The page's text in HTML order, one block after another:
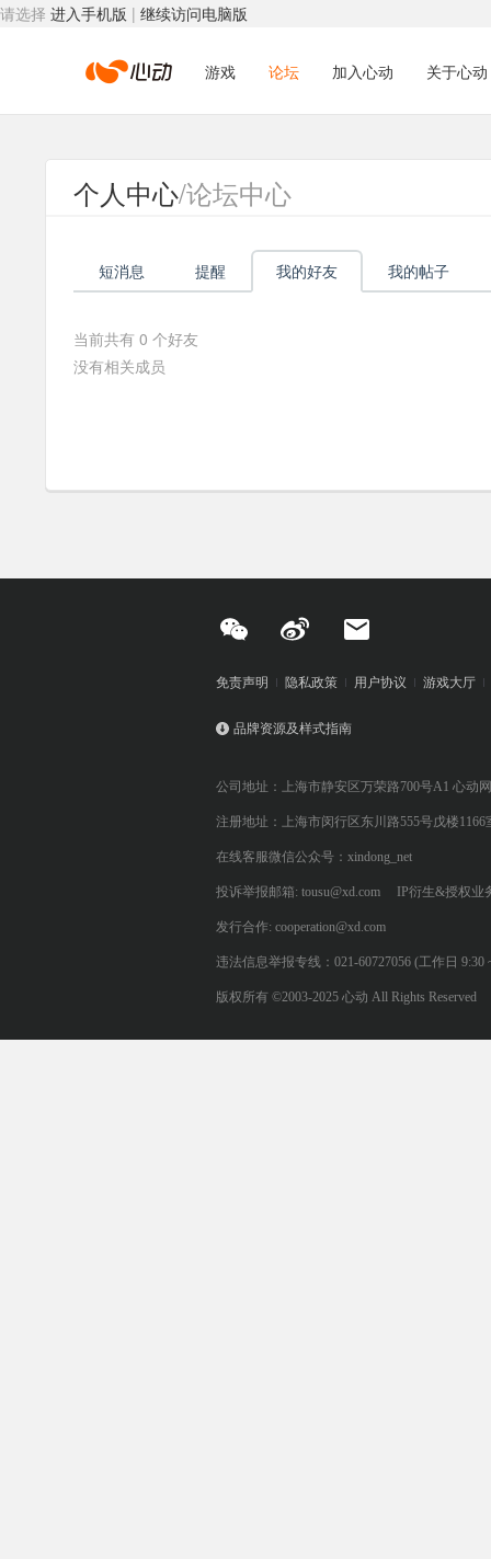
请选择 进入手机版 | 继续访问电脑版
心
动
络
游戏 论坛 加入心动 关于心动
个人中心/论坛中心
短消息 提醒 我的好友 我的帖子
当前共有 0 个好友
没有相关成员
免责声明 隐私政策 用户协议 游戏大厅
品牌资源及样式指南
公司地址：上海市静安区万荣路700号A1 心动
注册地址：上海市闵行区东川路555号戊楼1166
在线客服微信公众号：xindong_net
投诉举报邮箱: tousu@xd.com IP衍生&授权业
发行合作: cooperation@xd.com
违法信息举报专线：021-60727056 (工作日 9:30
版权所有 ©2003-2025 心动 All Rights Reserved